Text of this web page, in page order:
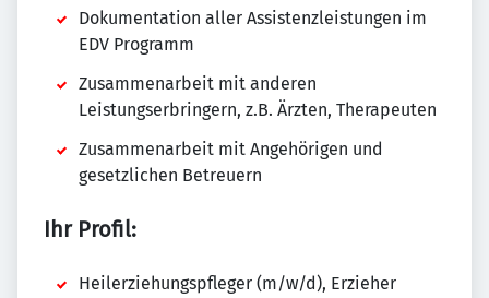
Dokumentation aller Assistenzleistungen im
EDV Programm
Zusammenarbeit mit anderen
Leistungserbringern, z.B. Ärzten, Therapeuten
Zusammenarbeit mit Angehörigen und
gesetzlichen Betreuern
Ihr Profil:
Heilerziehungspfleger (m/w/d), Erzieher